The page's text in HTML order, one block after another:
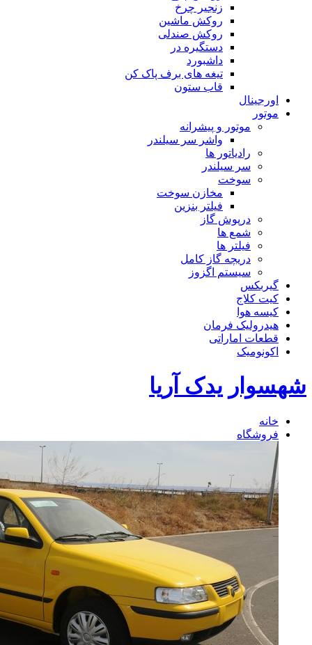
زنجیر چرخ
روکش ماشین
روکش صندلی
دستگیره در
داشبورد
تیغه های برف پاک کن
قاب ستون
اورجینال
موتور
موتور و پیشرانه
واشر سر سیلندر
رادیاتور ها
سر سیلندر
سوخت
مخازن سوخت
فیلتر بنزین
درپوش گاز
شمع ها
فیلتر ها
دریچه گاز کامل
سیستم اگزوز
گیربکس
کیت کلاج
کیسه هوا
هیدرولیک فرمان
قطعات اماراتی
اکونومیک
شهسوار یدک آریا
خانه
فروشگاه